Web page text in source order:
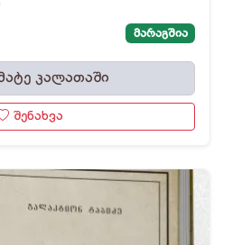
მარაგშია
კალათაში
შენახვა